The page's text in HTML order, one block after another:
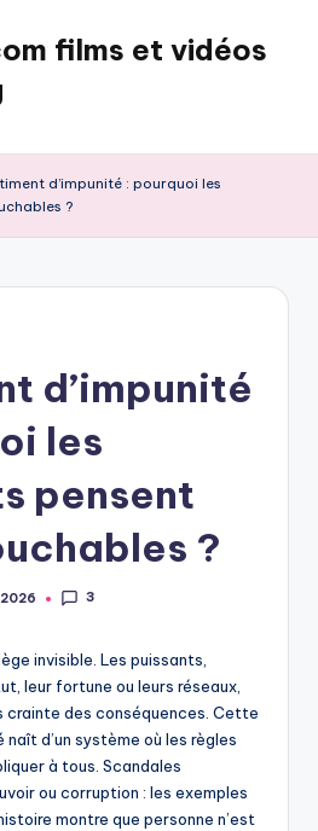
films et vidéos
d’impunité : pourquoi les
?
d’impunité
les
pensent
?
3
invisible. Les puissants,
leur fortune ou leurs réseaux,
crainte des conséquences. Cette
naît d’un système où les règles
à tous. Scandales
ou corruption : les exemples
montre que personne n’est